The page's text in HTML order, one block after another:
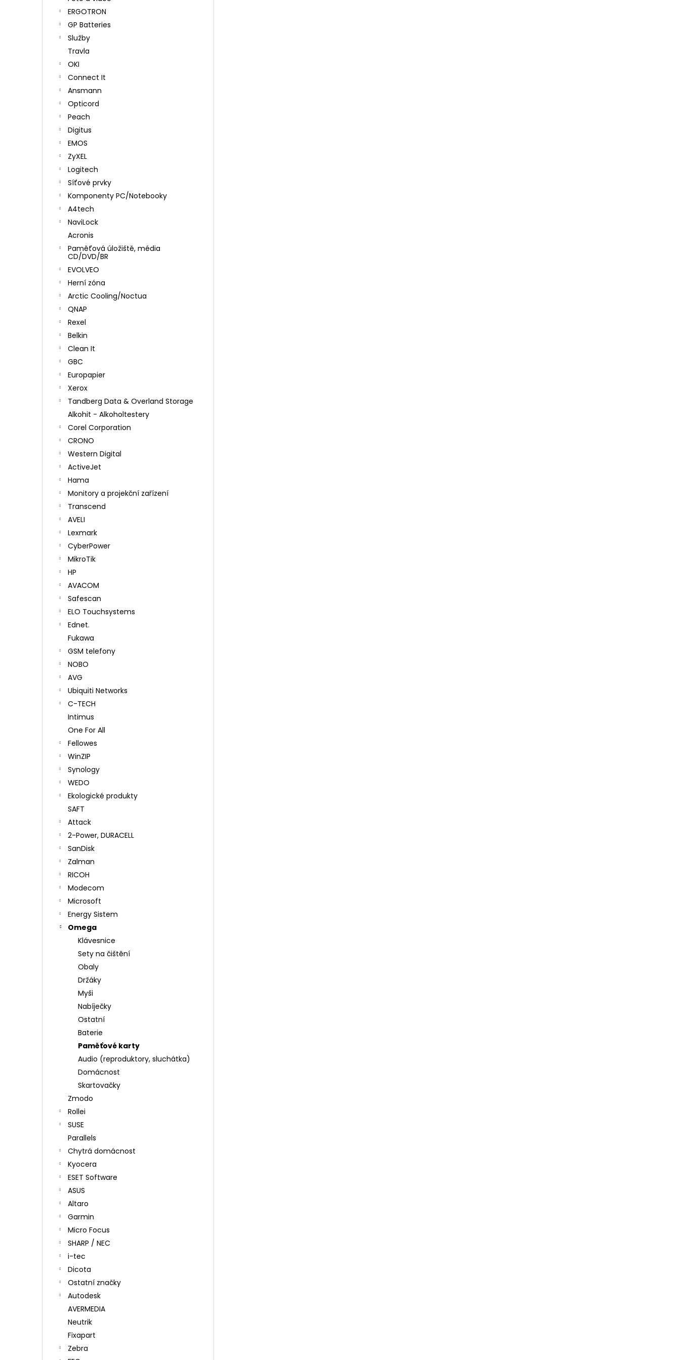
ERGOTRON
GP Batteries
Služby
Travla
OKI
Connect It
Ansmann
Opticord
Peach
Digitus
EMOS
ZyXEL
Logitech
Síťové prvky
Komponenty PC/Notebooky
A4tech
NaviLock
Acronis
Paměťová úložiště, média
CD/DVD/BR
EVOLVEO
Herní zóna
Arctic Cooling/Noctua
QNAP
Rexel
Belkin
Clean It
GBC
Europapier
Xerox
Tandberg Data & Overland Storage
Alkohit - Alkoholtestery
Corel Corporation
CRONO
Western Digital
ActiveJet
Hama
Monitory a projekční zařízení
Transcend
AVELI
Lexmark
CyberPower
MikroTik
HP
AVACOM
Safescan
ELO Touchsystems
Ednet.
Fukawa
GSM telefony
NOBO
AVG
Ubiquiti Networks
C-TECH
Intimus
One For All
Fellowes
WinZIP
Synology
WEDO
Ekologické produkty
SAFT
Attack
2-Power, DURACELL
SanDisk
Zalman
RICOH
Modecom
Microsoft
Energy Sistem
Omega
Klávesnice
Sety na čištění
Obaly
Držáky
Myši
Nabíječky
Ostatní
Baterie
Paměťové karty
Audio (reproduktory, sluchátka)
Domácnost
Skartovačky
Zmodo
Rollei
SUSE
Parallels
Chytrá domácnost
Kyocera
ESET Software
ASUS
Altaro
Garmin
Micro Focus
SHARP / NEC
i-tec
Dicota
Ostatní značky
Autodesk
AVERMEDIA
Neutrik
Fixapart
Zebra